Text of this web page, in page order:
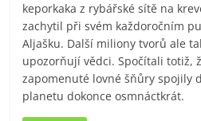
keporkaka z rybářské sítě na
zachytil při svém každoročním
Aljašku. Další miliony tvorů ale
upozorňují vědci. Spočítali totiž,
zapomenuté lovné šňůry spojily
planetu dokonce osmnáctkrát.